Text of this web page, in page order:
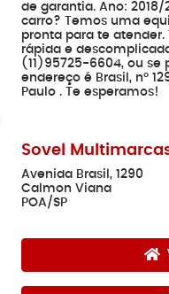
de garantia. Ano: 2018/
carro? Temos uma
pronta para te
rápida e
(11)95725-6604, ou se
endereço é Brasil, nº
Paulo . Te esperamos!
Sovel
Avenida Brasil, 1290
Calmon Viana
POA/SP